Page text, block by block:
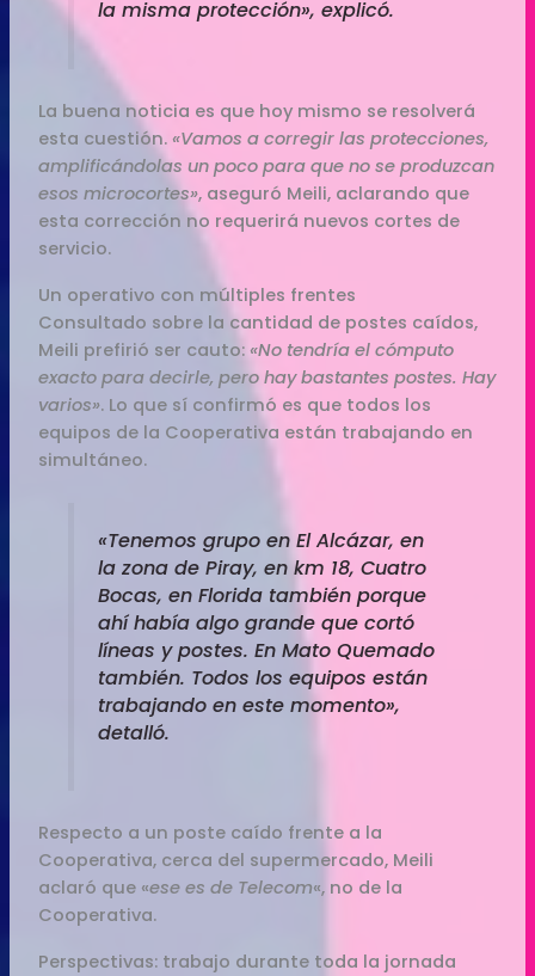
la misma protección», explicó.
La buena noticia es que hoy mismo se resolverá
esta cuestión.«Vamos a corregir las protecciones,
amplificándolas un poco para que no se produzcan
esos microcortes», aseguró Meili, aclarando que
esta corrección no requerirá nuevos cortes de
servicio.
Un operativo con múltiples frentes
Consultado sobre la cantidad de postes caídos,
Meili prefirió ser cauto:«No tendría el cómputo
exacto para decirle, pero hay bastantes postes. Hay
varios». Lo que sí confirmó es que todos los
equipos de la Cooperativa están trabajando en
simultáneo.
«Tenemos grupo en El Alcázar, en
la zona de Piray, en km 18, Cuatro
Bocas, en Florida también porque
ahí había algo grande que cortó
líneas y postes. En Mato Quemado
también. Todos los equipos están
trabajando en este momento»,
detalló.
Respecto a un poste caído frente a la
Cooperativa, cerca del supermercado, Meili
aclaró que «ese es de Telecom«, no de la
Cooperativa.
Perspectivas: trabajo durante toda la jornada